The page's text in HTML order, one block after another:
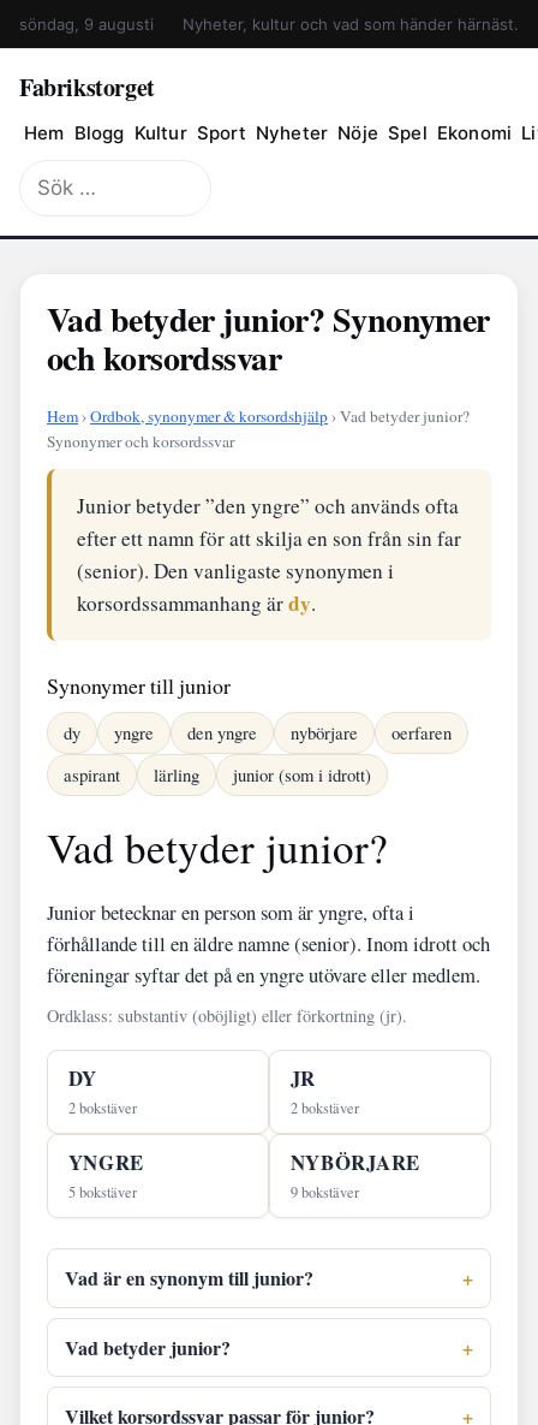
söndag, 9 augusti Nyheter, kultur och vad som händer härnäst.
Fabrikstorget
Hem Blogg Kultur Sport Nyheter Nöje Spel Ekonomi
Sök
efter:
Vad betyder junior? Synonymer
och korsordssvar
Hem›Ordbok, synonymer & korsordshjälp› Vad betyder junior?
Synonymer och korsordssvar
Junior betyder ”den yngre” och används ofta
efter ett namn för att skilja en son från sin far
(senior). Den vanligaste synonymen i
korsordssammanhang ärdy.
Synonymer till junior
dy yngre den yngre nybörjare
oerfaren
aspirant
lärling junior (som i idrott)
Vad betyder junior?
Junior betecknar en person som är yngre, ofta i
förhållande till en äldre namne (senior). Inom idrott och
föreningar syftar det på en yngre utövare eller medlem.
Ordklass: substantiv (oböjligt) eller förkortning (jr).
DY
2 bokstäver
JR
2 bokstäver
YNGRE
5 bokstäver
NYBÖRJARE
9 bokstäver
Vad är en synonym till junior?
Vad betyder junior?
Vilket korsordssvar passar för junior?